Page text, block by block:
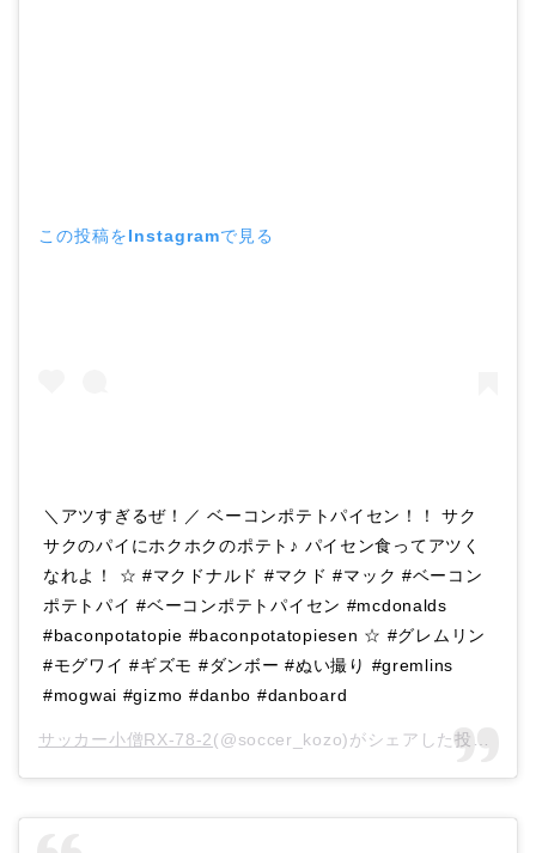
この投稿をInstagramで見る
＼アツすぎるぜ！／ ベーコンポテトパイセン！！ サク
サクのパイにホクホクのポテト♪ パイセン食ってアツく
なれよ！ ☆ #マクドナルド #マクド #マック #ベーコン
ポテトパイ #ベーコンポテトパイセン #mcdonalds
#baconpotatopie #baconpotatopiesen ☆ #グレムリン
#モグワイ #ギズモ #ダンボー #ぬい撮り #gremlins
#mogwai #gizmo #danbo #danboard
サッカー小僧RX-78-2(@soccer_kozo)がシェアした投稿 –